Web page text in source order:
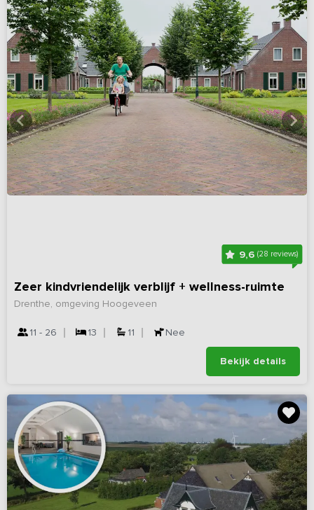
9,6 (28 reviews)
Zeer kindvriendelijk verblijf + wellness-ruimte
Drenthe, omgeving Hoogeveen
11 - 26 13 11 Nee
Bekijk details